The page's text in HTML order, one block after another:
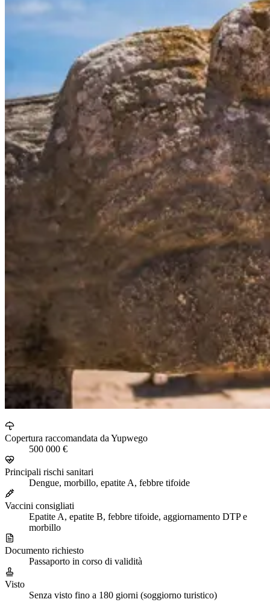
Copertura raccomandata da Yupwego
500 000 €
Principali rischi sanitari
Dengue, morbillo, epatite A, febbre tifoide
Vaccini consigliati
Epatite A, epatite B, febbre tifoide, aggiornamento DTP e
morbillo
Documento richiesto
Passaporto in corso di validità
Visto
Senza visto fino a 180 giorni (soggiorno turistico)